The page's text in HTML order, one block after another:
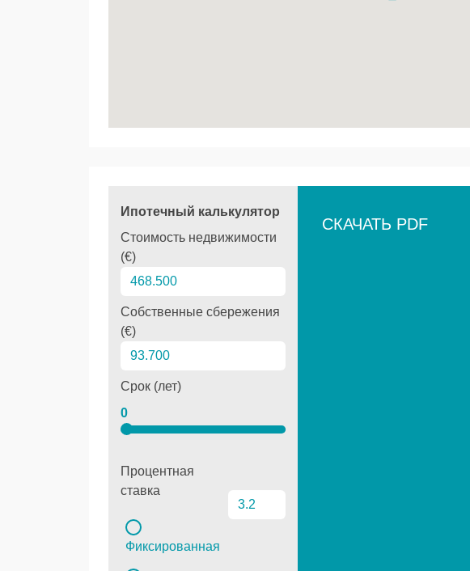
Ипотечный калькулятор
Стоимость недвижимости
(€)
Собственные сбережения
(€)
Срок (лет)
0
Процентная
ставка
Фиксированная
СКАЧАТЬ PDF